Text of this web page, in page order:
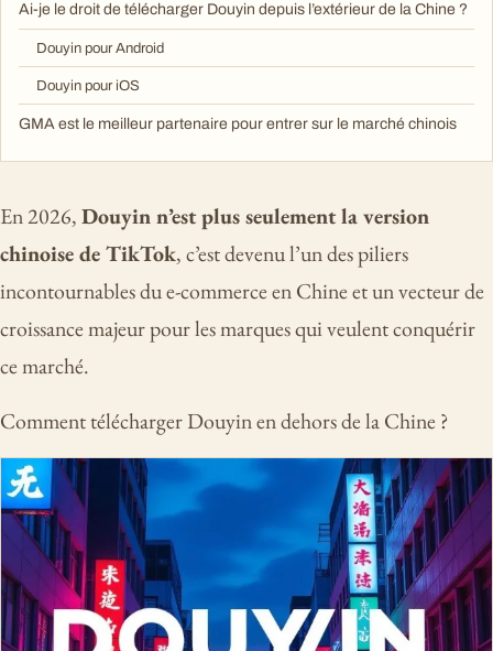
Ai-je le droit de télécharger Douyin depuis l’extérieur de la Chine ?
Douyin pour Android
Douyin pour iOS
GMA est le meilleur partenaire pour entrer sur le marché chinois
En 2026,Douyin n’est plus seulement la version
chinoise de TikTok, c’est devenu l’un des piliers
incontournables du e-commerce en Chine et un vecteur de
croissance majeur pour les marques qui veulent conquérir
ce marché.
Comment télécharger Douyin en dehors de la Chine ?